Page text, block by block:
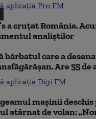
aplicația Pro FM
a cruțat România.
analiștilor
bărbatul care a
Are 55 de
aplicația Digi FM
mașinii
atârnat de volan: